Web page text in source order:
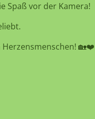
Spaß vor der Kamera!
🏡❤️